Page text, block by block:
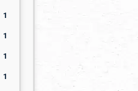
1
1
1
1